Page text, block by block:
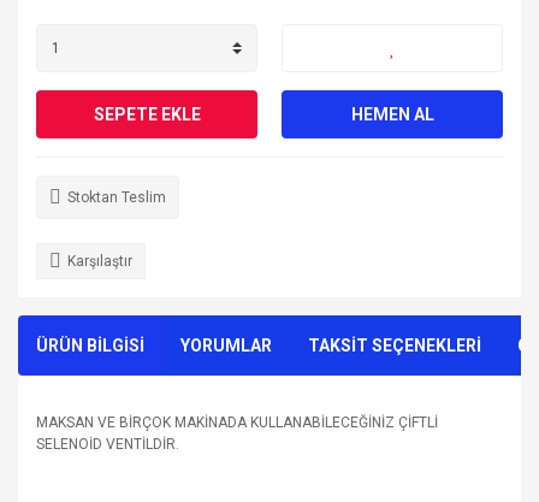
SEPETE EKLE HEMEN AL
Stoktan Teslim
Karşılaştır
ÜRÜN BİLGİSİ YORUMLAR TAKSİT SEÇENEKLERİ
MAKSAN VE BİRÇOK MAKİNADA KULLANABİLECEĞİNİZ ÇİFTLİ
SELENOİD VENTİLDİR.